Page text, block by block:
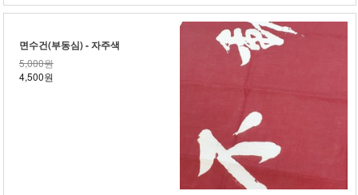
면수건(부동심) - 자주색
5,000원
4,500원